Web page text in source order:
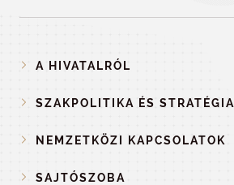
A HIVATALRÓL
SZAKPOLITIKA ÉS STRATÉGIA
NEMZETKÖZI KAPCSOLATOK
SAJTÓSZOBA